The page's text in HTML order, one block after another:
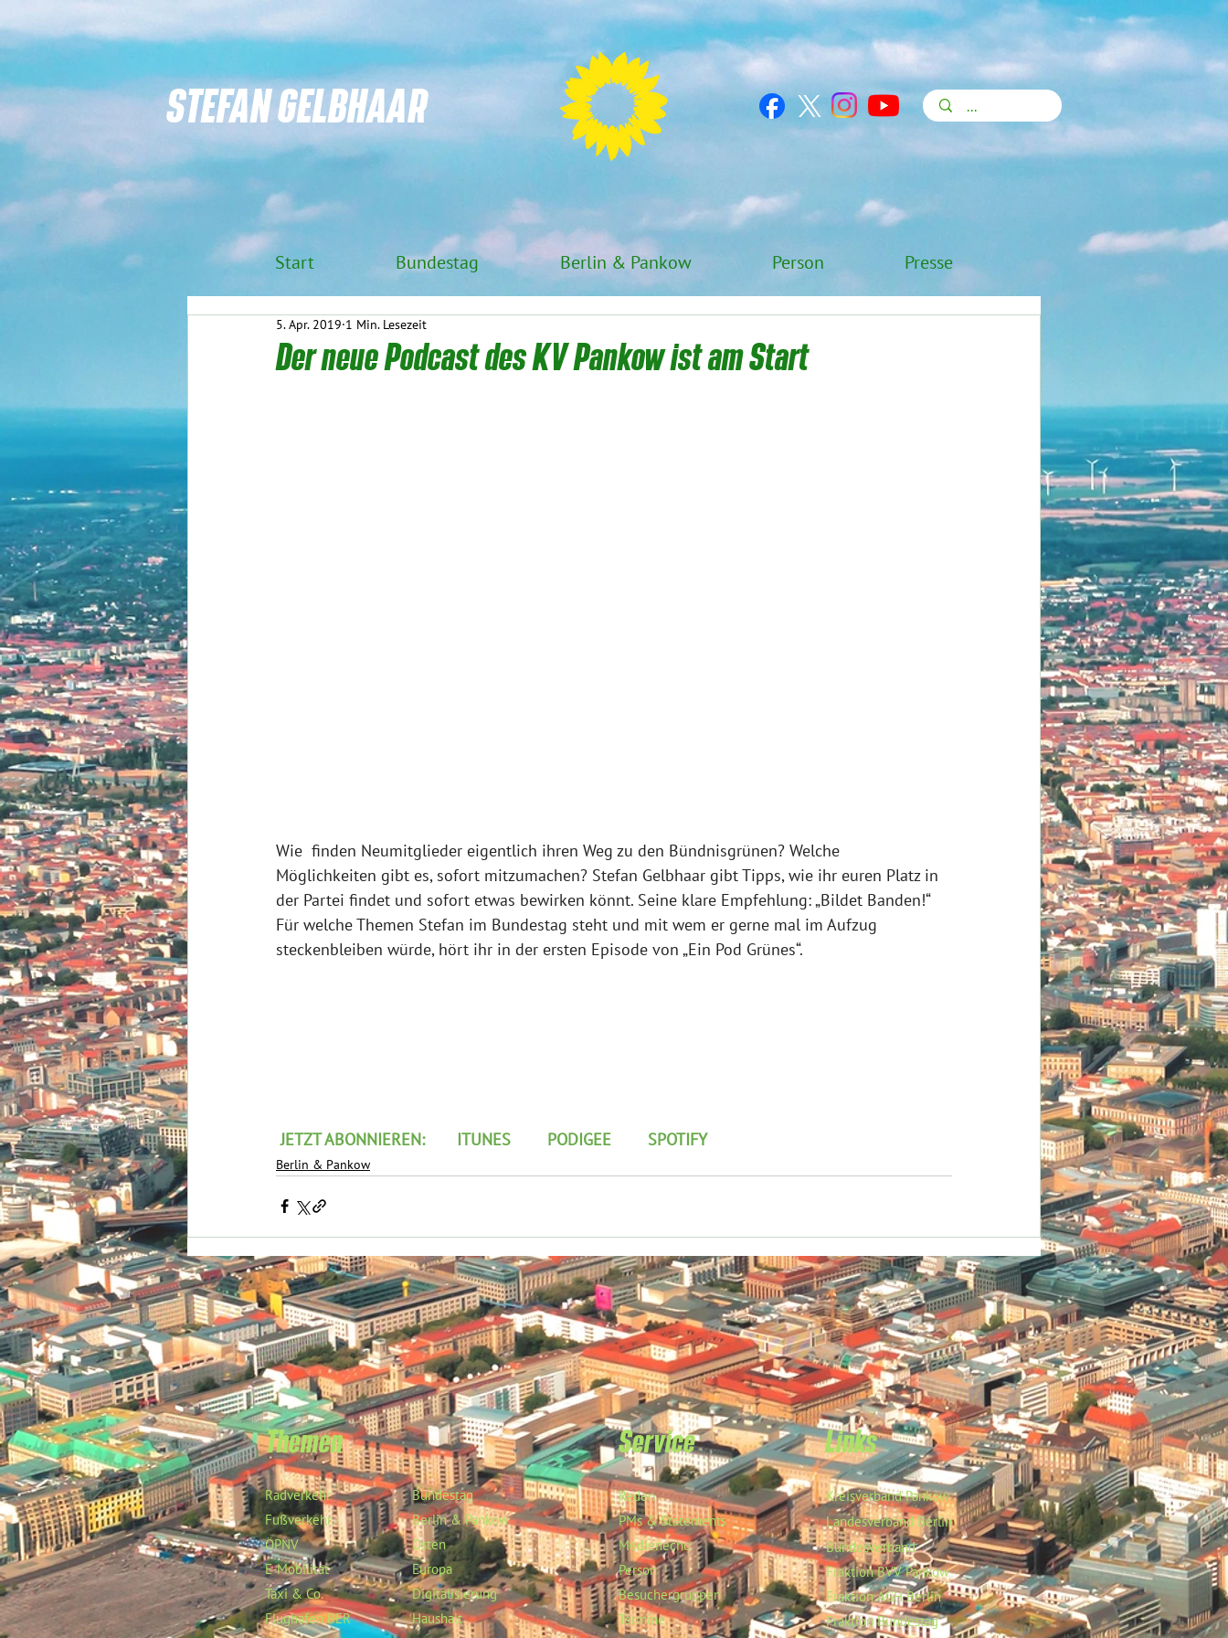
STEFAN GELBHAAR
Der neue Podcast des KV Pankow ist am Start
5. Apr. 2019 1 Min. Lesezeit
Wie  finden Neumitglieder eigentlich ihren Weg zu den Bündnisgrünen? Welche
Möglichkeiten gibt es, sofort mitzumachen? Stefan Gelbhaar gibt Tipps, wie ihr euren Platz in
der Partei findet und sofort etwas bewirken könnt. Seine klare Empfehlung: „Bildet Banden!“
Für welche Themen Stefan im Bundestag steht und mit wem er gerne mal im Aufzug
steckenbleiben würde, hört ihr in der ersten Episode von „Ein Pod Grünes“.
JETZT ABONNIEREN: ITUNES PODIGEE SPOTIFY
Berlin & Pankow
Start Bundestag Berlin & Pankow Person Presse
Themen
Radverkehr
Fußverkehr
ÖPNV
E-Mobilität
Taxi & Co.
Flughafen BER
Bundestag
Berlin & Pankow
Osten
Europa
Digitalisierung
Haushalt
Service
Reden
PMs & Statements
Medienecho
Person
Besuchergruppen
Termine
Links
Kreisverband Pankow
Landesverband Berlin
Bundesverband
Fraktion BVV Pankow
Fraktion AGH Berlin
Fraktion Bundestag